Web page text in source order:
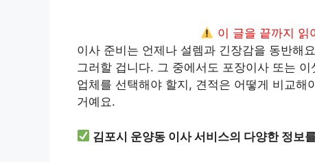
이 글을 끝까지 읽
이사 준비는 언제나 설렘과 긴장감을 동반해
그러할 겁니다. 그 중에서도 포장이사 또는
업체를 선택해야 할지, 견적은 어떻게 비교
거예요.
김포시 운양동 이사 서비스의 다양한 정보